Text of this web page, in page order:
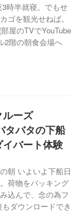
時半就寝。でもせ
ゴを観光せねば。
屋のTVでYouTube
2階の朝食会場へ
ルーズ
タバタの下船
バート体験
朝 いよいよ下船日
荷物をパッキング
込んで、念の為フ
ダウンロードでき